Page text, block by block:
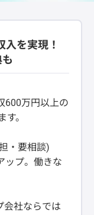
を実現！
600万円以上の
。
・要相談)
ップ。働きな
会社ならでは